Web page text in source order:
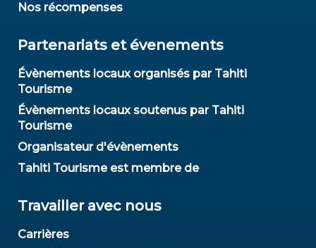
Nos récompenses
Partenariats et évenements
Évènements locaux organisés par Tahiti
Tourisme
Évènements locaux soutenus par Tahiti
Tourisme
Organisateur d'évènements
Tahiti Tourisme est membre de
Travailler avec nous
Carrières